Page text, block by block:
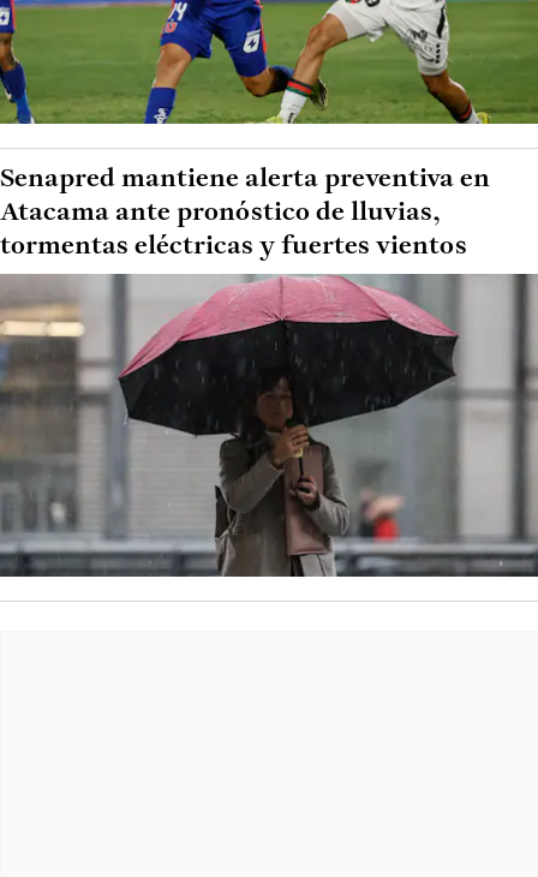
Senapred mantiene alerta preventiva en
Atacama ante pronóstico de lluvias,
tormentas eléctricas y fuertes vientos